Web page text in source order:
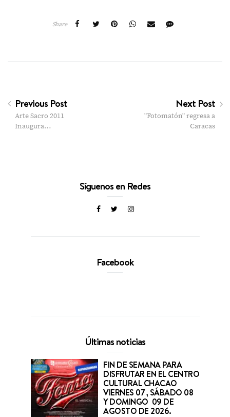
Share
Previous Post
Arte Sacro 2011
Inaugura…
Next Post
"Fotomatón" regresa a
Caracas
Síguenos en Redes
Facebook
Últimas noticias
FIN DE SEMANA PARA
DISFRUTAR EN EL CENTRO
CULTURAL CHACAO
VIERNES 07 , SÁBADO 08
Y DOMINGO 09 DE
AGOSTO DE 2026.